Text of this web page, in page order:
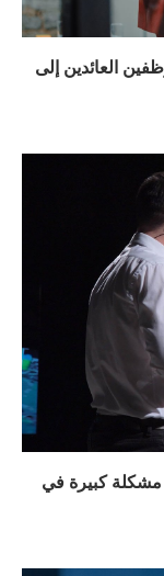
العائدين إلى
عام 2050 سيواجه مشكلة كبيرة في